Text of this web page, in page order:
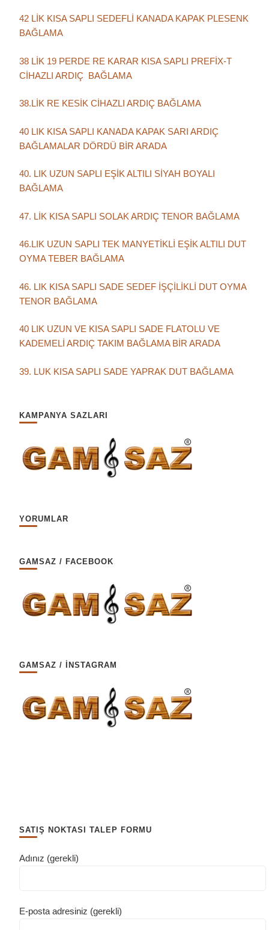
42 LİK KISA SAPLI SEDEFLİ KANADA KAPAK PLESENK
BAĞLAMA
38 LİK 19 PERDE RE KARAR KISA SAPLI PREFİX-T
CİHAZLI ARDIÇ BAĞLAMA
38.LİK RE KESİK CİHAZLI ARDIÇ BAĞLAMA
40 LIK KISA SAPLI KANADA KAPAK SARI ARDIÇ
BAĞLAMALAR DÖRDÜ BİR ARADA
40. LIK UZUN SAPLI EŞİK ALTILI SİYAH BOYALI
BAĞLAMA
47. LİK KISA SAPLI SOLAK ARDIÇ TENOR BAĞLAMA
46.LIK UZUN SAPLI TEK MANYETİKLİ EŞİK ALTILI DUT
OYMA TEBER BAĞLAMA
46. LIK KISA SAPLI SADE SEDEF İŞÇİLİKLİ DUT OYMA
TENOR BAĞLAMA
40 LIK UZUN VE KISA SAPLI SADE FLATOLU VE
KADEMELİ ARDIÇ TAKIM BAĞLAMA BİR ARADA
39. LUK KISA SAPLI SADE YAPRAK DUT BAĞLAMA
KAMPANYA SAZLARI
YORUMLAR
GAMSAZ / FACEBOOK
GAMSAZ / İNSTAGRAM
SATIŞ NOKTASI TALEP FORMU
Adınız (gerekli)
E-posta adresiniz (gerekli)